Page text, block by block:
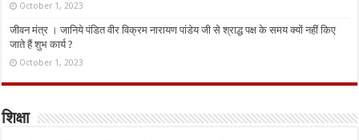
October 1, 2023
जीवन मंत्र । जानिये पंडित वीर विक्रम नारायण पांडेय जी से श्राद्ध पक्ष के समय क्यों नहीं किए
जाते हैं शुभ कार्य ?
October 1, 2023
शिक्षा